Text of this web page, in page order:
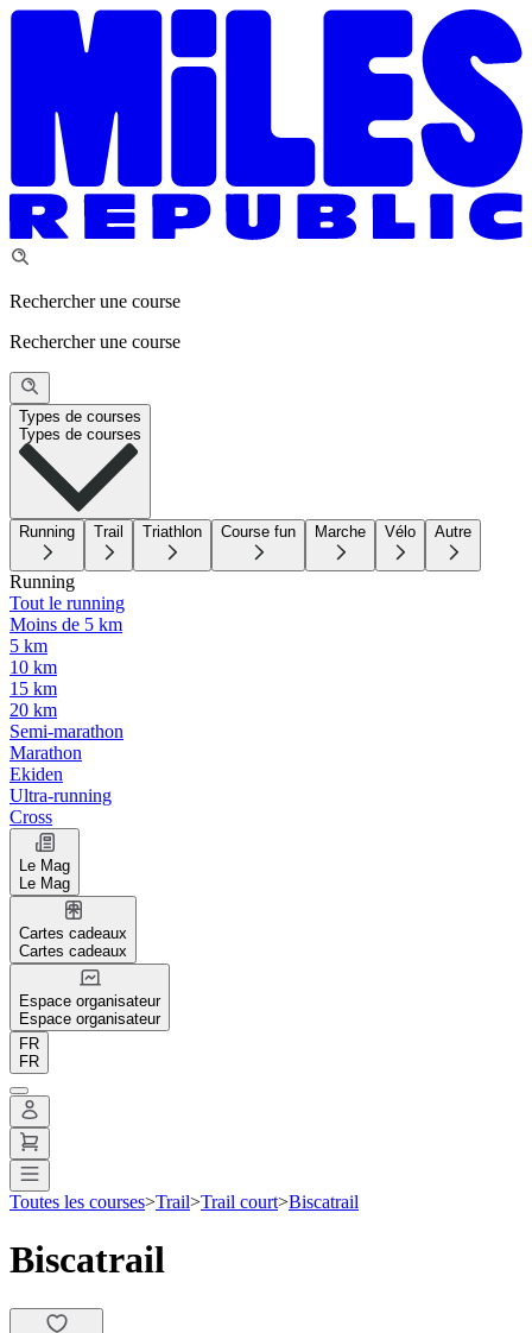
Rechercher une course
Rechercher une course
Types de courses
Types de courses
Running Trail Triathlon Course fun Marche Vélo Autre
Running
Tout le running
Moins de 5 km
5 km
10 km
15 km
20 km
Semi-marathon
Marathon
Ekiden
Ultra-running
Cross
Le Mag
Le Mag
Cartes cadeaux
Cartes cadeaux
Espace organisateur
Espace organisateur
FR
FR
Toutes les courses>Trail>Trail court>Biscatrail
Biscatrail